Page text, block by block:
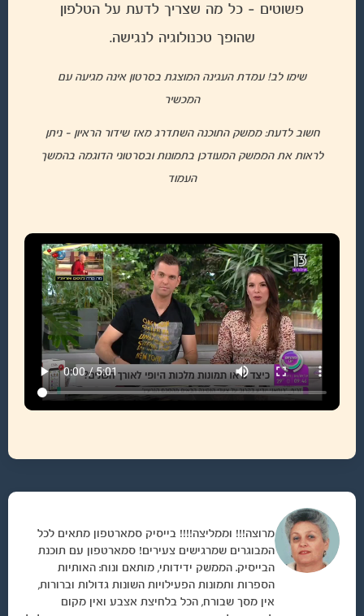
פשוטים – כל מה שצריך לדעת על הטלפון
שהופך טכנולוגיה לנגישה.
שימו לב! עמדת העגינה המוצגת בסרטון אינה מגיעה עם
המכשיר
חשוב לדעת: ממשק התוכנה השתדרג מאז שידור הראיון – ניתן
לראות את הממשק המעודכן בתמונות ובסרטוני הדוגמה בהמשך
העמוד
מרוצה!!! וממליצה!!!! בייסיק סמארטפון מתאים לכל
המבוגרים שמרגישים צעירים! סמארטפון עם תוכנת
הבייסיק. הממשק ידידותי, מותאם ונוח: האותיות
הספרות ותמונות הפעילויות השונות גדולות וברורות,
אין מסך שבורח, הכל בלחיצת אצבע ואין מקום